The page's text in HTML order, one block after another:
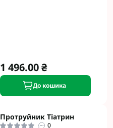
1 496.00 ₴
До кошика
Протруйник Тіатрин
0